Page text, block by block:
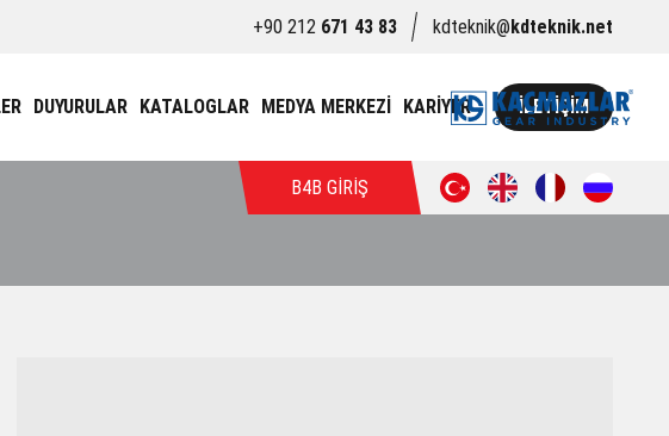
+90 212 671 43 83 kdteknik@kdteknik.net
DUYURULAR KATALOGLAR MEDYA MERKEZİ KARİYER İLETİŞİM
B4B GİRİŞ